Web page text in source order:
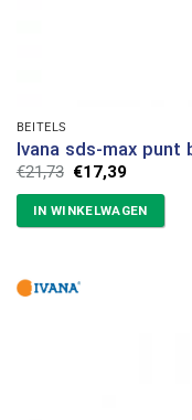
BEITELS
Ivana sds-max
€21,73 Oorspronkelijke
prijs
was:
€21,73.
€17,39Huidige
is:
€17,39.
IN WINKELWAGEN